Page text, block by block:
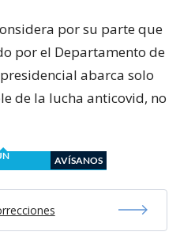
por su parte que
por el Departamento de
abarca solo
de la lucha anticovid, no
AVÍSANOS